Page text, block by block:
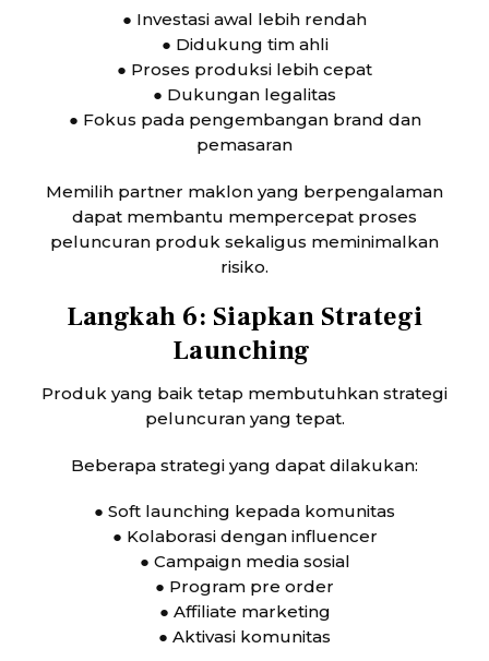
● Investasi awal lebih rendah
● Didukung tim ahli
● Proses produksi lebih cepat
● Dukungan legalitas
● Fokus pada pengembangan brand dan
pemasaran
Memilih partner maklon yang berpengalaman
dapat membantu mempercepat proses
peluncuran produk sekaligus meminimalkan
risiko.
Langkah 6: Siapkan Strategi
Launching
Produk yang baik tetap membutuhkan strategi
peluncuran yang tepat.
Beberapa strategi yang dapat dilakukan:
● Soft launching kepada komunitas
● Kolaborasi dengan influencer
● Campaign media sosial
● Program pre order
● Affiliate marketing
● Aktivasi komunitas